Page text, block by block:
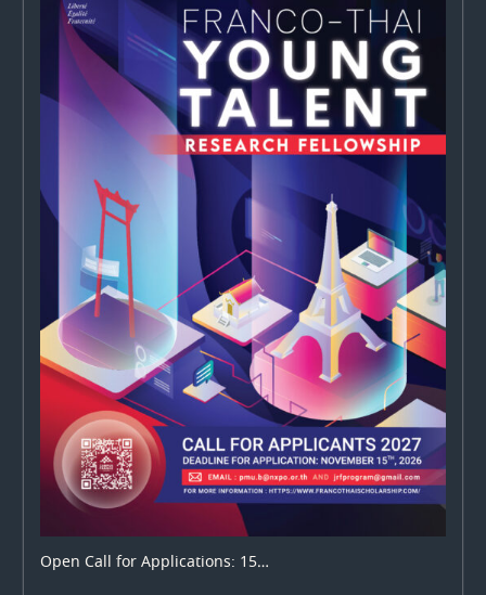
Open Call for Applications: 15…